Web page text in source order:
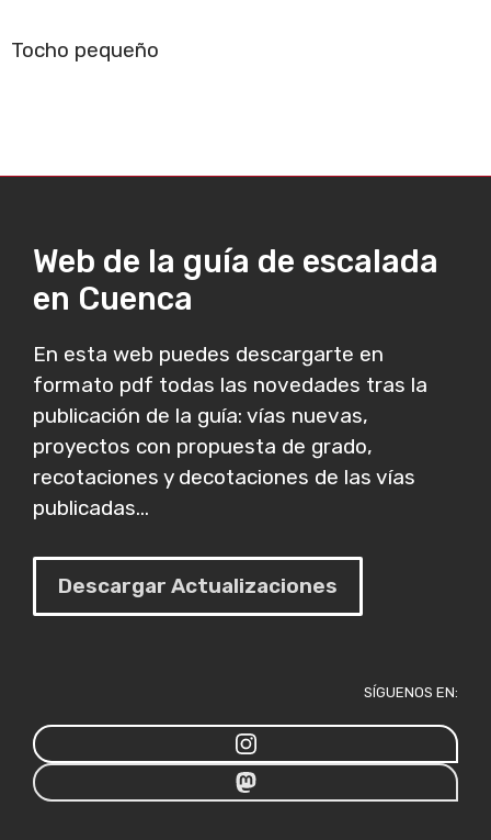
Tocho pequeño
Web de la guía de escalada
en Cuenca
En esta web puedes descargarte en
formato pdf todas las novedades tras la
publicación de la guía: vías nuevas,
proyectos con propuesta de grado,
recotaciones y decotaciones de las vías
publicadas...
Descargar Actualizaciones
SÍGUENOS EN: